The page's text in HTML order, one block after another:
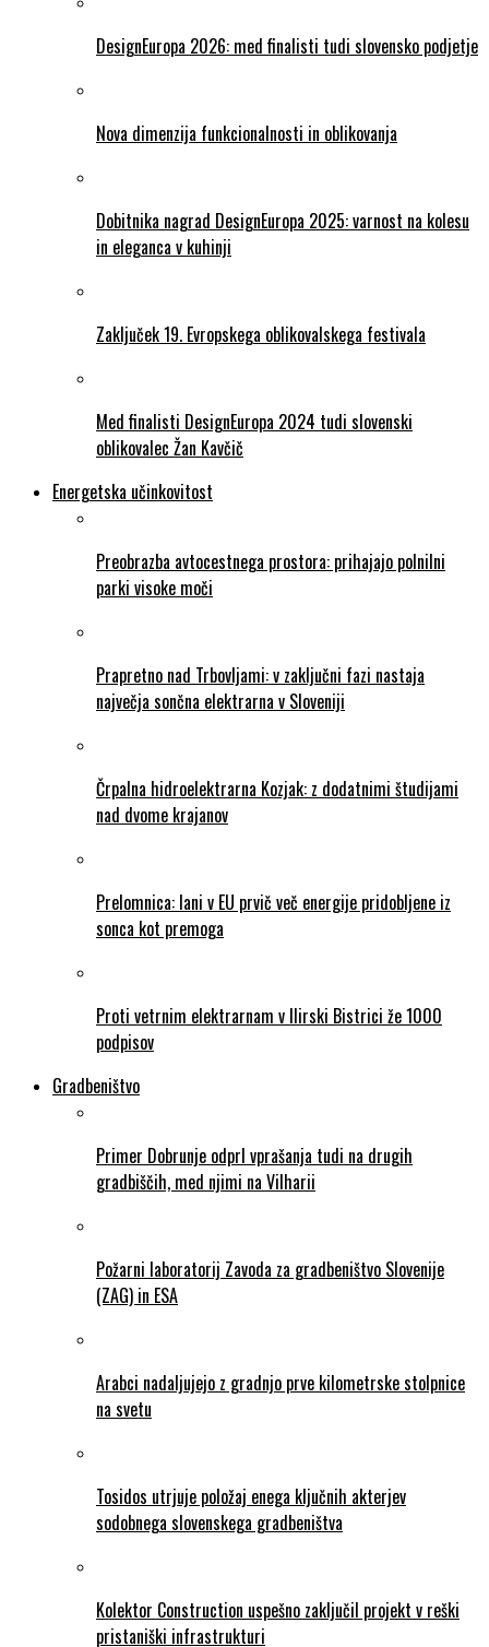
DesignEuropa 2026: med finalisti tudi slovensko podjetje
Nova dimenzija funkcionalnosti in oblikovanja
Dobitnika nagrad DesignEuropa 2025: varnost na kolesu
in eleganca v kuhinji
Zaključek 19. Evropskega oblikovalskega festivala
Med finalisti DesignEuropa 2024 tudi slovenski
oblikovalec Žan Kavčič
Energetska učinkovitost
Preobrazba avtocestnega prostora: prihajajo polnilni
parki visoke moči
Prapretno nad Trbovljami: v zaključni fazi nastaja
največja sončna elektrarna v Sloveniji
Črpalna hidroelektrarna Kozjak: z dodatnimi študijami
nad dvome krajanov
Prelomnica: lani v EU prvič več energije pridobljene iz
sonca kot premoga
Proti vetrnim elektrarnam v Ilirski Bistrici že 1000
podpisov
Gradbeništvo
Primer Dobrunje odprl vprašanja tudi na drugih
gradbiščih, med njimi na Vilharii
Požarni laboratorij Zavoda za gradbeništvo Slovenije
(ZAG) in ESA
Arabci nadaljujejo z gradnjo prve kilometrske stolpnice
na svetu
Tosidos utrjuje položaj enega ključnih akterjev
sodobnega slovenskega gradbeništva
Kolektor Construction uspešno zaključil projekt v reški
pristaniški infrastrukturi